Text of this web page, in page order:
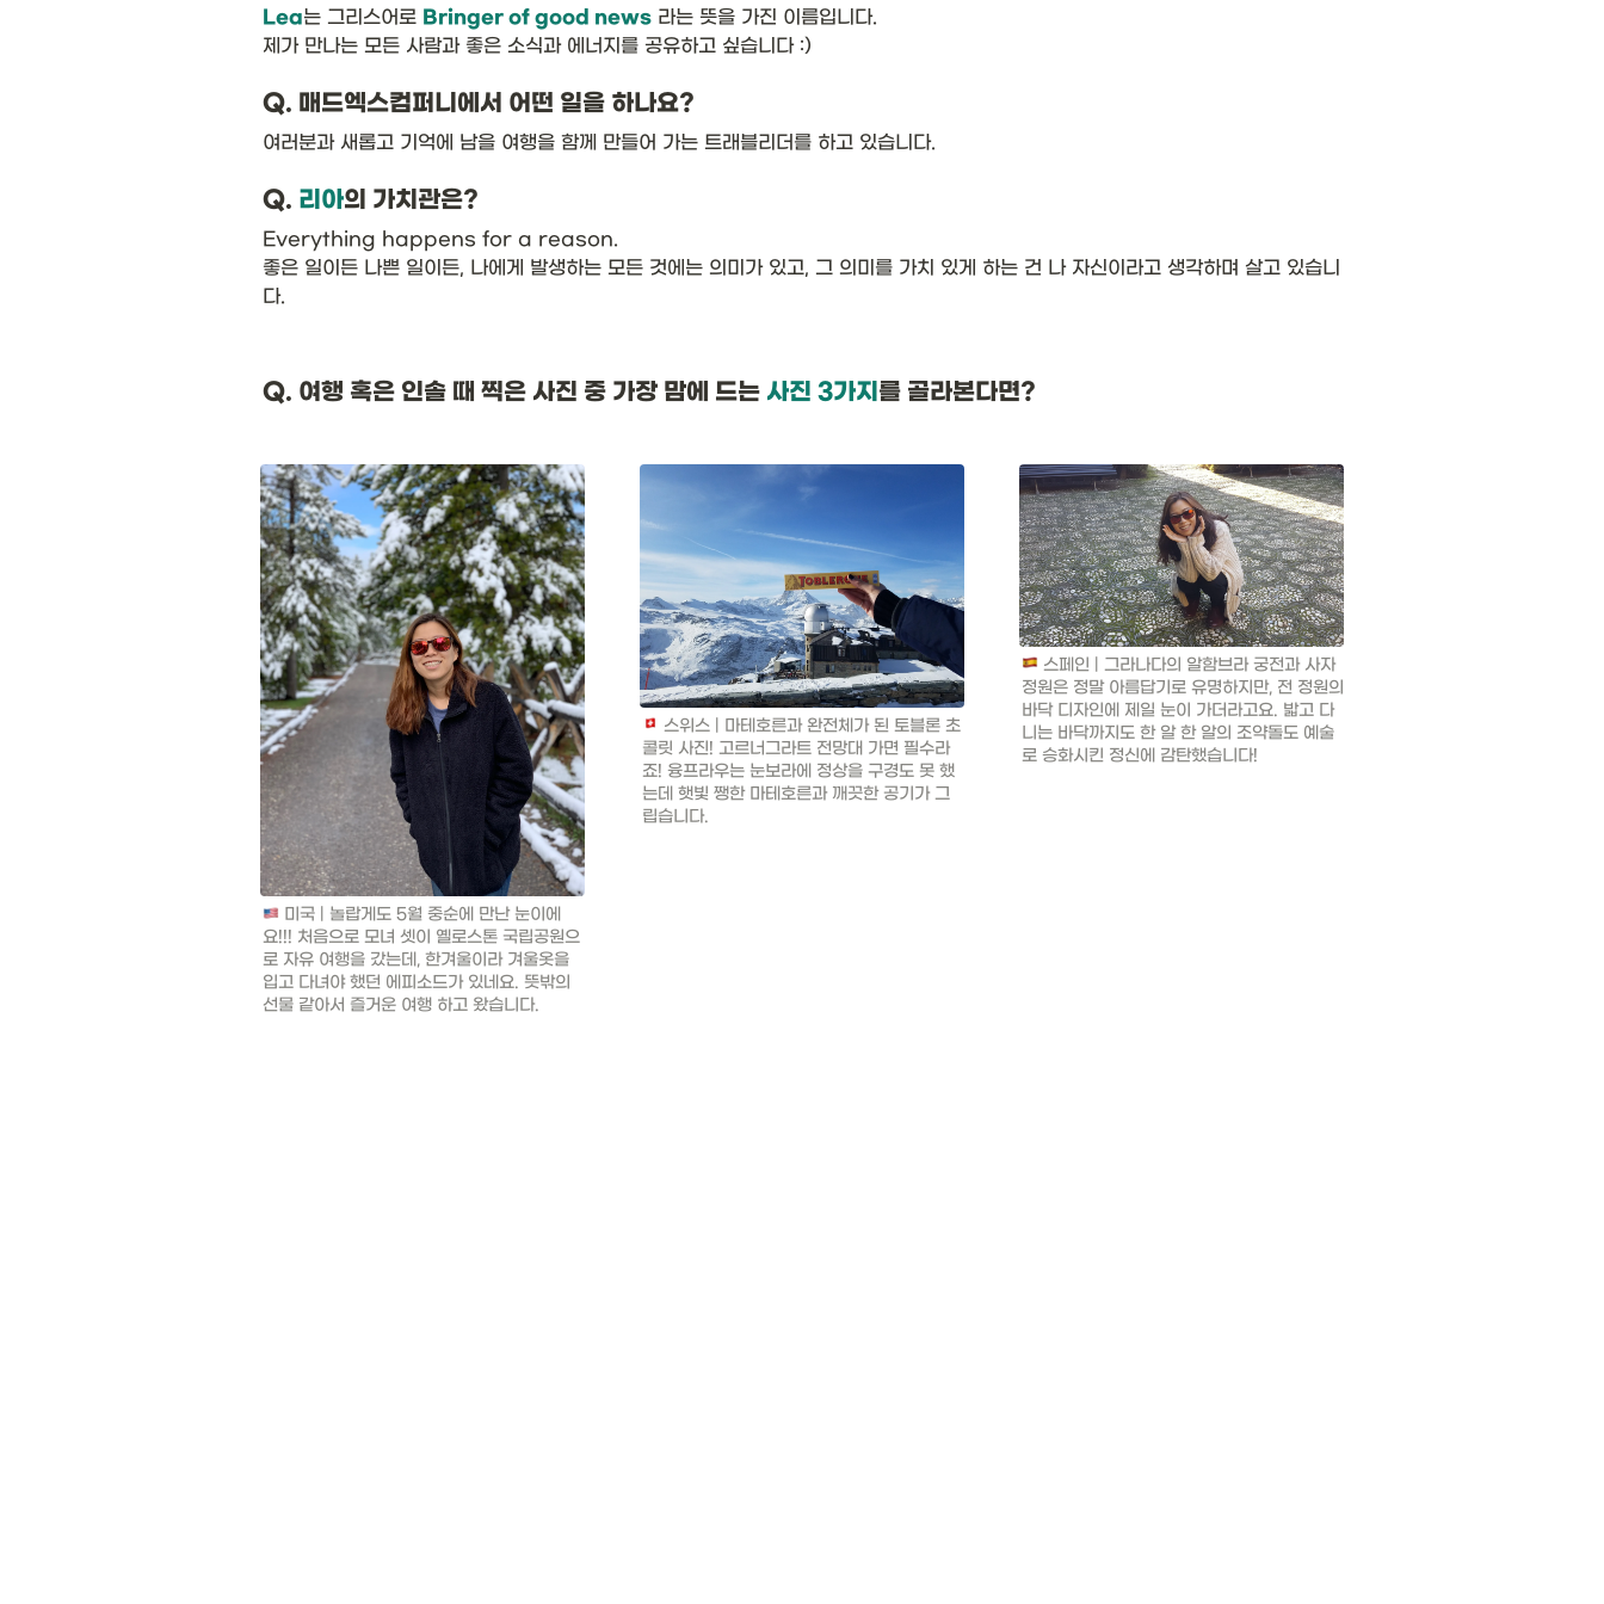
Lea는 그리스어로 Bringer of good news 라는 뜻을 가진 이름입니다.
제가 만나는 모든 사람과 좋은 소식과 에너지를 공유하고 싶습니다 :)
Q. 매드엑스컴퍼니에서 어떤 일을 하나요?
여러분과 새롭고 기억에 남을 여행을 함께 만들어 가는 트래블리더를 하고 있습니다.
Q. 리아의 가치관은?
Everything happens for a reason.
좋은 일이든 나쁜 일이든, 나에게 발생하는 모든 것에는 의미가 있고, 그 의미를 가치 있게 하는 건 나 자신이라고 생각하며 살고 있습니
다.
Q. 여행 혹은 인솔 때 찍은 사진 중 가장 맘에 드는 사진 3가지 를 골라본다면?
미국 | 놀랍게도 5월 중순에 만난 눈이에
요!!! 처음으로 모녀 셋이 옐로스톤 국립공원으
로 자유 여행을 갔는데, 한겨울이라 겨울옷을
입고 다녀야 했던 에피소드가 있네요. 뜻밖의
선물 같아서 즐거운 여행 하고 왔습니다.
스위스 | 마테호른과 완전체가 된 토블론 초
콜릿 사진! 고르너그라트 전망대 가면 필수라
죠! 융프라우는 눈보라에 정상을 구경도 못 했
는데 햇빛 쨍한 마테호른과 깨끗한 공기가 그
립습니다.
스페인 | 그라나다의 알함브라 궁전과 사자
정원은 정말 아름답기로 유명하지만, 전 정원의
바닥 디자인에 제일 눈이 가더라고요. 밟고 다
니는 바닥까지도 한 알 한 알의 조약돌도 예술
로 승화시킨 정신에 감탄했습니다!